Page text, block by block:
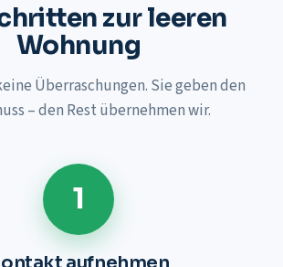
zur leeren
Wohnung
Überraschungen. Sie geben den
– den Rest übernehmen wir.
1